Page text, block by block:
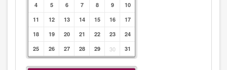
4
5 6 7 8 9
10
11
12 13 14 15 16
17
18
19 20 21 22 23
24
25
26 27 28 29 30 31